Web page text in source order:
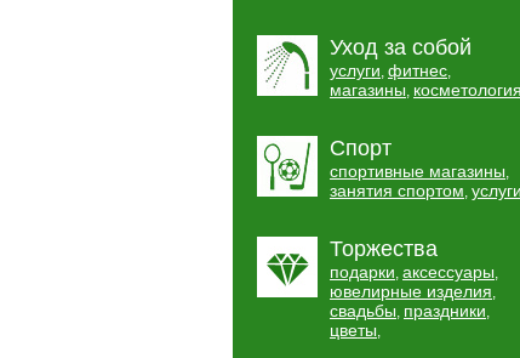
Уход за собой
услуги, фитнес,
магазины, косметология
Спорт
спортивные магазины,
занятия спортом, услуги
Торжества
подарки, аксессуары,
ювелирные изделия,
свадьбы, праздники,
цветы,